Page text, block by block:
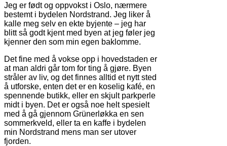
Jeg er født og oppvokst i Oslo, nærmere
bestemt i bydelen Nordstrand. Jeg liker å
kalle meg selv en ekte byjente – jeg har
blitt så godt kjent med byen at jeg føler jeg
kjenner den som min egen baklomme.
Det fine med å vokse opp i hovedstaden er
at man aldri går tom for ting å gjøre. Byen
stråler av liv, og det finnes alltid et nytt sted
å utforske, enten det er en koselig kafé, en
spennende butikk, eller en skjult parkperle
midt i byen. Det er også noe helt spesielt
med å gå gjennom Grünerløkka en sen
sommerkveld, eller ta en kaffe i bydelen
min Nordstrand mens man ser utover
fjorden.